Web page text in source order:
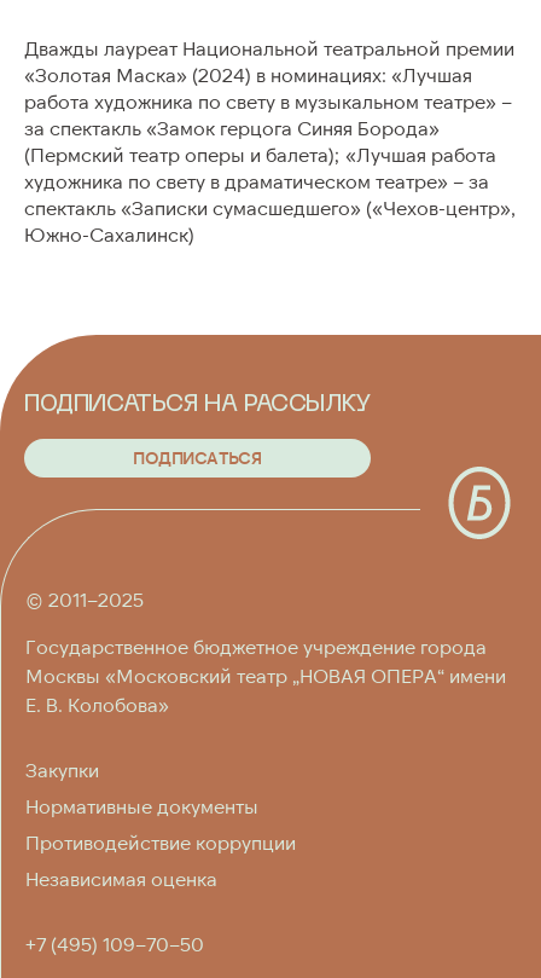
Дважды лауреат Национальной театральной премии
«Золотая Маска» (2024) в номинациях: «Лучшая
работа художника по свету в музыкальном театре» –
за спектакль «Замок герцога Синяя Борода»
(Пермский театр оперы и балета); «Лучшая работа
художника по свету в драматическом театре» – за
спектакль «Записки сумасшедшего» («Чехов-центр»,
Южно-Сахалинск)
ПОДПИСАТЬСЯ НА РАССЫЛКУ
ПОДПИСАТЬСЯ
ПОДПИСАТЬСЯ
© 2011–2025
Государственное бюджетное учреждение города
Москвы «Московский театр „НОВАЯ ОПЕРА“ имени
Е. В. Колобова»
+7 (495) 109–70–50
Закупки
Нормативные документы
Противодействие коррупции
Независимая оценка